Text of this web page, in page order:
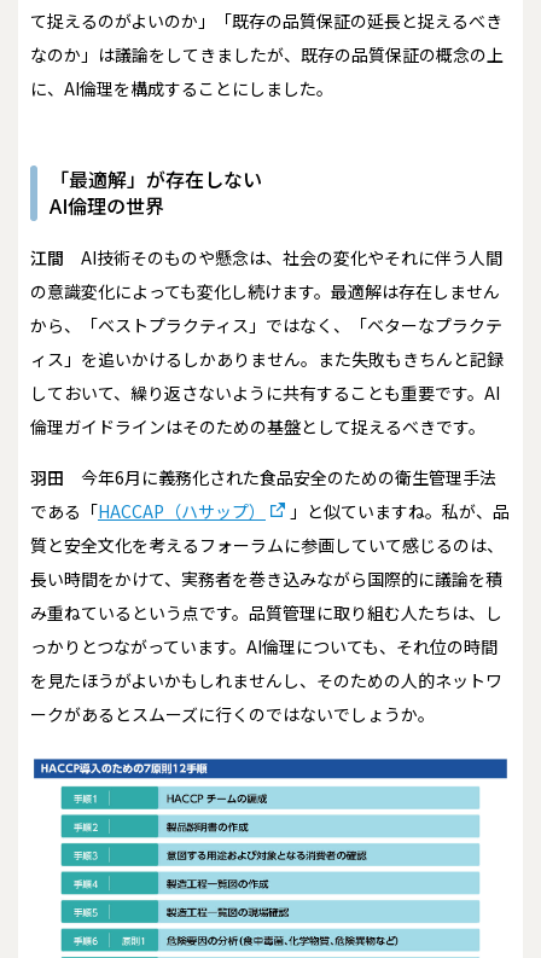
て捉えるのがよいのか」「既存の品質保証の延長と捉えるべき
なのか」は議論をしてきましたが、既存の品質保証の概念の上
に、AI倫理を構成することにしました。
「最適解」が存在しない
AI倫理の世界
江間 AI技術そのものや懸念は、社会の変化やそれに伴う人間
の意識変化によっても変化し続けます。最適解は存在しません
から、「ベストプラクティス」ではなく、「ベターなプラクテ
ィス」を追いかけるしかありません。また失敗もきちんと記録
しておいて、繰り返さないように共有することも重要です。AI
倫理ガイドラインはそのための基盤として捉えるべきです。
羽田 今年6月に義務化された食品安全のための衛生管理手法
である「HACCAP（ハサップ）
」と似ていますね。私が、品
質と安全文化を考えるフォーラムに参画していて感じるのは、
長い時間をかけて、実務者を巻き込みながら国際的に議論を積
み重ねているという点です。品質管理に取り組む人たちは、し
っかりとつながっています。AI倫理についても、それ位の時間
を見たほうがよいかもしれませんし、そのための人的ネットワ
ークがあるとスムーズに行くのではないでしょうか。